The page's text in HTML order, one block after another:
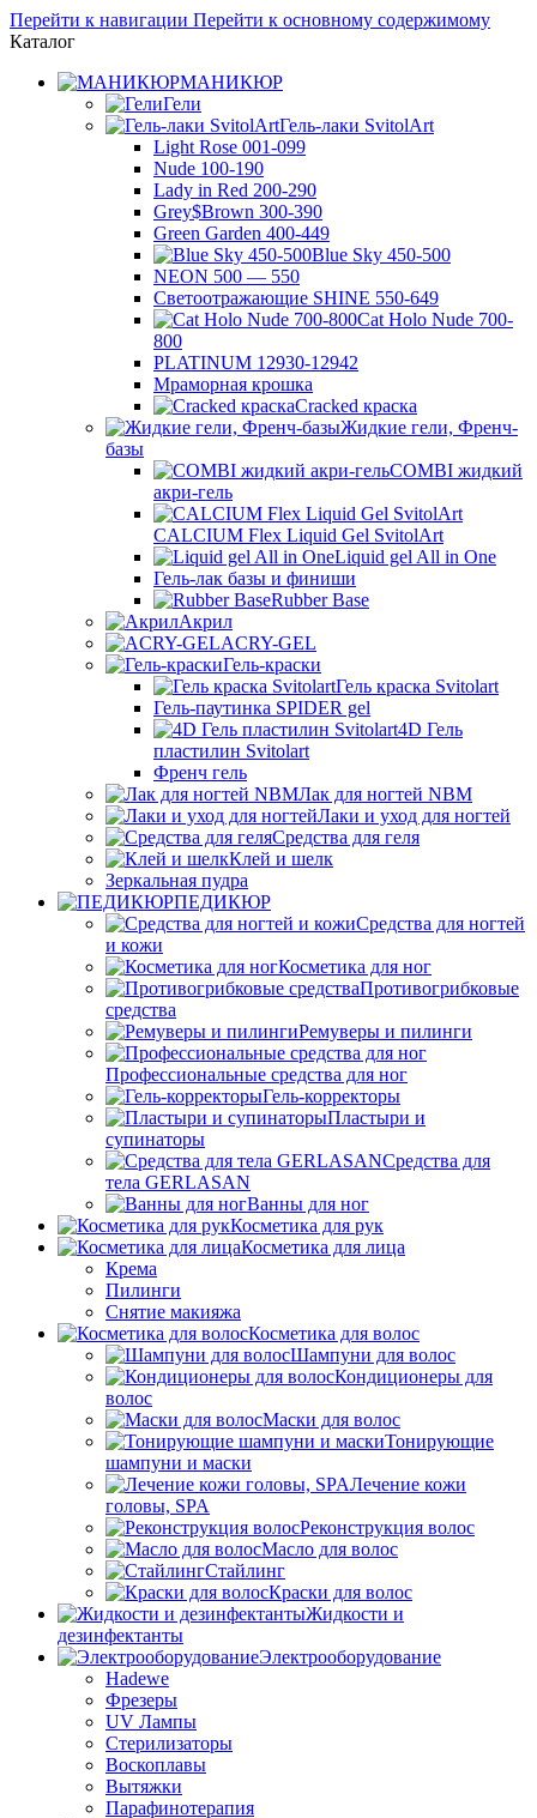
Перейти к навигации Перейти к основному содержимому
Каталог
МАНИКЮР
Гели
Гель-лаки SvitolArt
Light Rose 001-099
Nude 100-190
Lady in Red 200-290
Grey$Brown 300-390
Green Garden 400-449
Blue Sky 450-500
NEON 500 — 550
Светоотражающие SHINE 550-649
Cat Holo Nude 700-
800
PLATINUM 12930-12942
Мраморная крошка
Cracked краска
Жидкие гели, Френч-
базы
COMBI жидкий
акри-гель
CALCIUM Flex Liquid Gel SvitolArt
Liquid gel All in One
Гель-лак базы и финиши
Rubber Base
Акрил
ACRY-GEL
Гель-краски
Гель краска Svitolart
Гель-паутинка SPIDER gel
4D Гель
пластилин Svitolart
Френч гель
Лак для ногтей NBM
Лаки и уход для ногтей
Средства для геля
Клей и шелк
Зеркальная пудра
ПЕДИКЮР
Средства для ногтей
и кожи
Косметика для ног
Противогрибковые
средства
Ремуверы и пилинги
Профессиональные средства для ног
Гель-корректоры
Пластыри и
супинаторы
Средства для
тела GERLASAN
Ванны для ног
Косметика для рук
Косметика для лица
Крема
Пилинги
Снятие макияжа
Косметика для волос
Шампуни для волос
Кондиционеры для
волос
Маски для волос
Тонирующие
шампуни и маски
Лечение кожи
головы, SPA
Реконструкция волос
Масло для волос
Стайлинг
Краски для волос
Жидкости и
дезинфектанты
Электрооборудование
Hadewe
Фрезеры
UV Лампы
Стерилизаторы
Воскоплавы
Вытяжки
Парафинотерапия